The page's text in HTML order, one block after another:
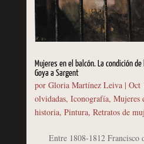
Mujeres en el balcón. La condición
Goya a Sargent
por Gloria Martínez Leiva| Oct
olvidadas, Iconografía, Mujeres
historia, Pintura, Retratos de
Entre 1808-1812 Francisco